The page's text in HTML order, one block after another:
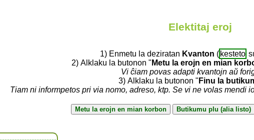
Elektitaj eroj
1) Enmetu la deziratan Kvanton ( kesteto
2) Alklaku la butonon " Metu la erojn en mian
Vi ĉiam povas adapti kvantojn aŭ
3) Alklaku la butonon " Finu la
Tiam ni informpetos pri via nomo, adreso, ktp. Se vi ne volas mendi